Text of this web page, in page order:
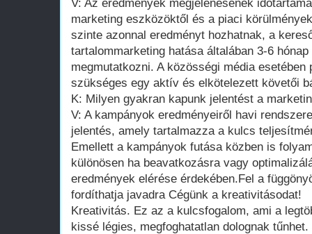
V: Az eredmények megjelenésének
marketing eszközöktől és a piaci
szinte azonnal eredményt hozhatnak, a
tartalommarketing hatása általában 3-6
megmutatkozni. A közösségi média esetében
szükséges egy aktív és elkötelezett követői
K: Milyen gyakran kapunk jelentést a
V: A kampányok eredményeiről havi
jelentés, amely tartalmazza a kulcs
Emellett a kampányok futása közben is
különösen ha beavatkozásra vagy
eredmények elérése érdekében.Fel a
fordíthatja javadra Cégünk a kreativitásodat!
Kreativitás. Ez az a kulcsfogalom, ami a
kissé légies, megfoghatatlan dolognak